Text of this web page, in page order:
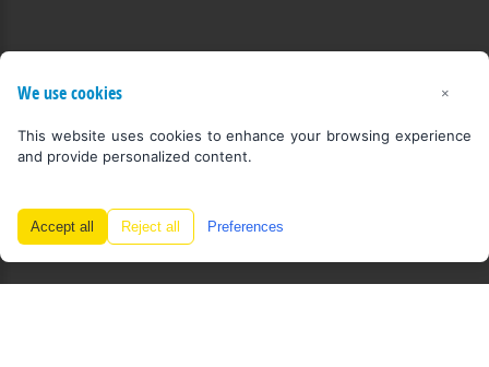
×
We use cookies
This website uses cookies to enhance your browsing experience
and provide personalized content.
Accept all Reject all Preferences